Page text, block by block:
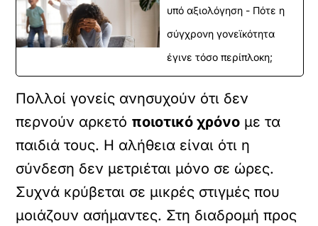
υπό αξιολόγηση - Πότε η
σύγχρονη γονεϊκότητα
έγινε τόσο περίπλοκη;
Πολλοί γονείς ανησυχούν ότι δεν
περνούν αρκετό ποιοτικό χρόνο με τα
παιδιά τους. Η αλήθεια είναι ότι η
σύνδεση δεν μετριέται μόνο σε ώρες.
Συχνά κρύβεται σε μικρές στιγμές που
μοιάζουν ασήμαντες. Στη διαδρομή προς